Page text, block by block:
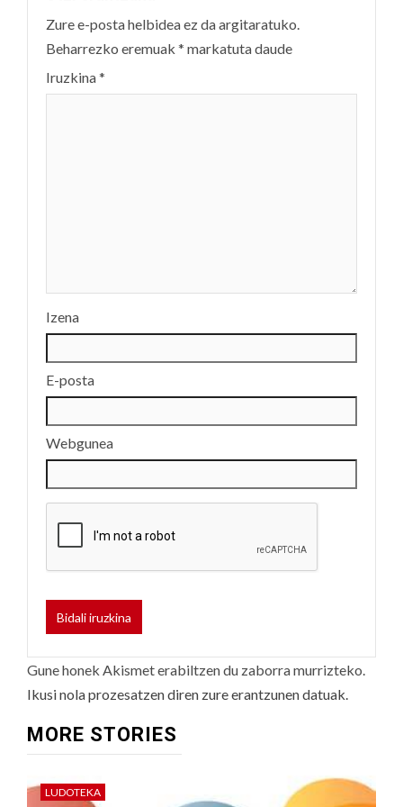
Zure e-posta helbidea ez da argitaratuko.
Beharrezko eremuak * markatuta daude
Iruzkina*
Izena
E-posta
Webgunea
Gune honek Akismet erabiltzen du zaborra murrizteko.
Ikusi nola prozesatzen diren zure erantzunen datuak.
MORE STORIES
LUDOTEKA